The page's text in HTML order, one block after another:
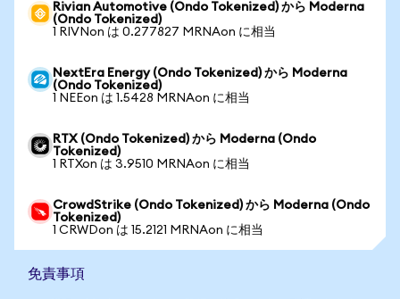
Rivian Automotive (Ondo Tokenized) から Moderna
(Ondo Tokenized)
1 RIVNon は 0.277827 MRNAon に相当
NextEra Energy (Ondo Tokenized) から Moderna
(Ondo Tokenized)
1 NEEon は 1.5428 MRNAon に相当
RTX (Ondo Tokenized) から Moderna (Ondo
Tokenized)
1 RTXon は 3.9510 MRNAon に相当
CrowdStrike (Ondo Tokenized) から Moderna (Ondo
Tokenized)
1 CRWDon は 15.2121 MRNAon に相当
免責事項